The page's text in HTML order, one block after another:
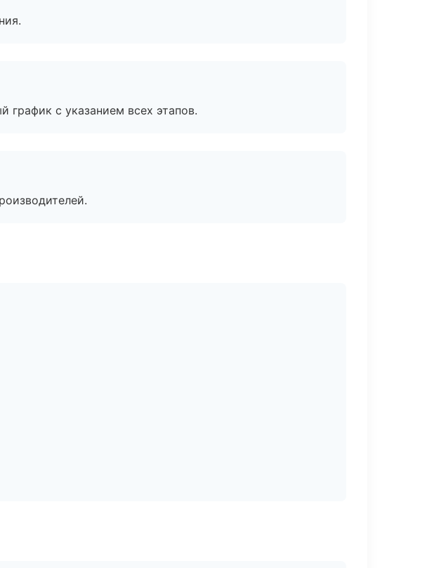
график с указанием всех этапов.